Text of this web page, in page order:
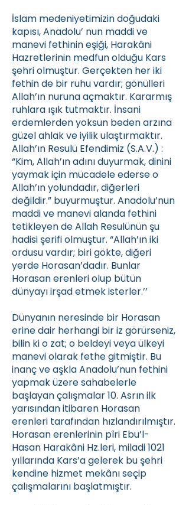
İslam medeniyetimizin doğudaki
kapısı, Anadolu’ nun maddi ve
manevi fethinin eşiği, Harakâni
Hazretlerinin medfun olduğu Kars
şehri olmuştur. Gerçekten her iki
fethin de bir ruhu vardır; gönülleri
Allah’ın nuruna açmaktır. Kararmış
ruhlara ışık tutmaktır. İnsani
erdemlerden yoksun beden arzına
güzel ahlak ve iyilik ulaştırmaktır.
Allah’ın Resulü Efendimiz (S.A.V.) :
“Kim, Allah’ın adını duyurmak, dinini
yaymak için mücadele ederse o
Allah’ın yolundadır, diğerleri
değildir.” buyurmuştur. Anadolu’nun
maddi ve manevi alanda fethini
tetikleyen de Allah Resulünün şu
hadisi şerifi olmuştur. “Allah’ın iki
ordusu vardır; biri gökte, diğeri
yerde Horasan’dadır. Bunlar
Horasan erenleri olup bütün
dünyayı irşad etmek isterler.’’
Dünyanın neresinde bir Horasan
erine dair herhangi bir iz görürseniz,
bilin ki o zat; o beldeyi veya ülkeyi
manevi olarak fethe gitmiştir. Bu
inanç ve aşkla Anadolu’nun fethini
yapmak üzere sahabelerle
başlayan çalışmalar 10. Asrın ilk
yarısından itibaren Horasan
erenleri tarafından hızlandırılmıştır.
Horasan erenlerinin pîri Ebu’l-
Hasan Harakâni Hz.leri, miladi 1021
yıllarında Kars’a gelerek bu şehri
kendine hizmet mekânı seçip
çalışmalarını başlatmıştır.